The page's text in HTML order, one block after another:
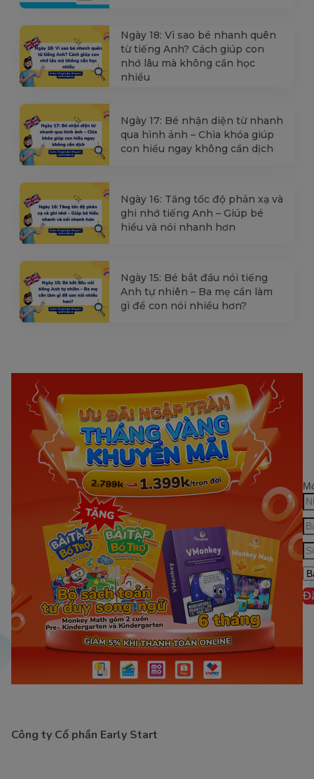
Ngày 18: Vì sao bé nhanh quên
từ tiếng Anh? Cách giúp con
nhớ lâu mà không cần học
nhiều
Ngày 17: Bé nhận diện từ nhanh
qua hình ảnh – Chìa khóa giúp
con hiểu ngay không cần dịch
Ngày 16: Tăng tốc độ phản xạ và
ghi nhớ tiếng Anh – Giúp bé
hiểu và nói nhanh hơn
Ngày 15: Bé bắt đầu nói tiếng
Anh tự nhiên – Ba mẹ cần làm
gì để con nói nhiều hơn?
Công ty Cổ phần Early Start